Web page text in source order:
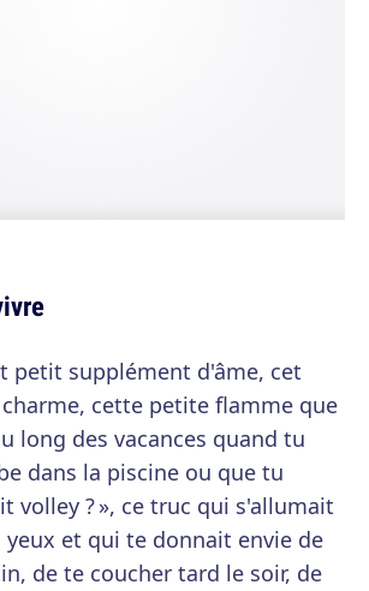
petit supplément d'âme, cet
cette petite flamme que
long des vacances quand tu
dans la piscine ou que tu
volley ? », ce truc qui s'allumait
yeux et qui te donnait envie de
de te coucher tard le soir, de